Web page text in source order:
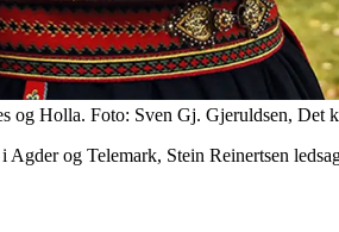
og Holla. Foto: Sven Gj. Gjeruldsen, Det
og Telemark, Stein Reinertsen